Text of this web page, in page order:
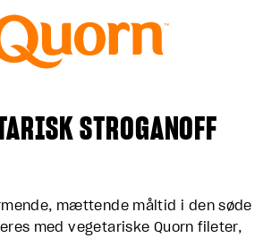
STROGANOFF
mættende måltid i den søde
med vegetariske Quorn fileter,